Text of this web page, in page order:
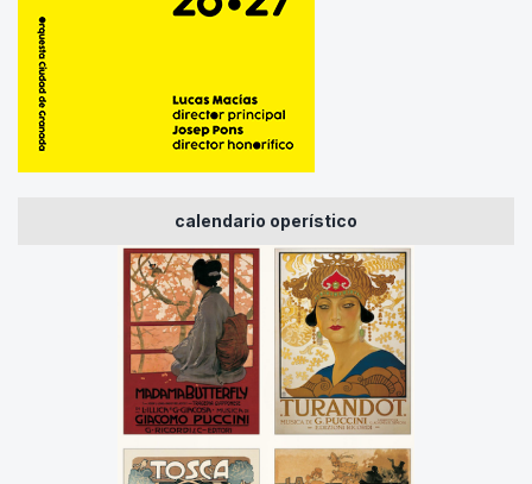
calendario operístico